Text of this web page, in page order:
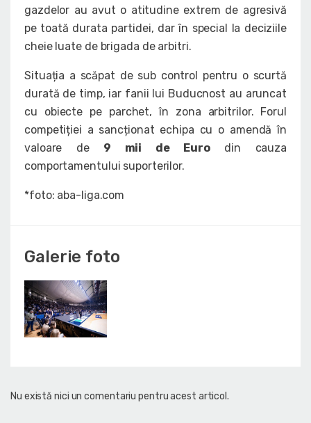
gazdelor au avut o atitudine extrem de agresivă
pe toată durata partidei, dar în special la deciziile
cheie luate de brigada de arbitri.
Situația a scăpat de sub control pentru o scurtă
durată de timp, iar fanii lui Buducnost au aruncat
cu obiecte pe parchet, în zona arbitrilor. Forul
competiției a sancționat echipa cu o amendă în
valoare de 9 mii de Eurodin cauza
comportamentului suporterilor.
*foto: aba-liga.com
Galerie foto
Nu există nici un comentariu pentru acest articol.